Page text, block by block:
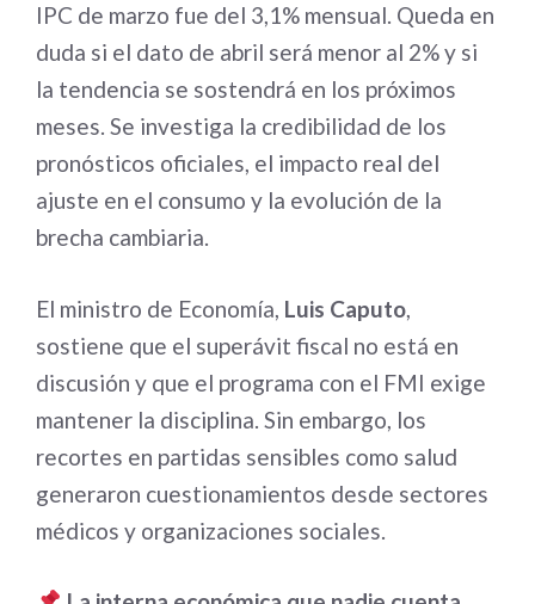
IPC de marzo fue del 3,1% mensual. Queda en
duda si el dato de abril será menor al 2% y si
la tendencia se sostendrá en los próximos
meses. Se investiga la credibilidad de los
pronósticos oficiales, el impacto real del
ajuste en el consumo y la evolución de la
brecha cambiaria.
El ministro de Economía, Luis Caputo,
sostiene que el superávit fiscal no está en
discusión y que el programa con el FMI exige
mantener la disciplina. Sin embargo, los
recortes en partidas sensibles como salud
generaron cuestionamientos desde sectores
médicos y organizaciones sociales.